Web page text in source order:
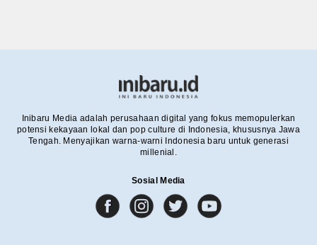
Inibaru Media adalah perusahaan digital yang fokus memopulerkan
potensi kekayaan lokal dan pop culture di Indonesia, khususnya Jawa
Tengah. Menyajikan warna-warni Indonesia baru untuk generasi
millenial.
Sosial Media